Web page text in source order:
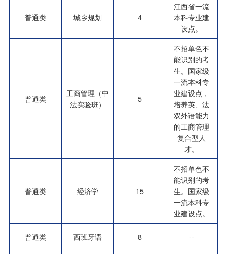
普通类 城乡规划 4
江西省一流
本科专业建
设点。
普通类
工商管理（中
法实验班）
5
不招单色不
能识别的考
生。国家级
一流本科专
业建设点，
培养英、法
双外语能力
的工商管理
复合型人
才。
普通类 经济学 15
不招单色不
能识别的考
生。国家级
一流本科专
业建设点。
普通类 西班牙语 8 --